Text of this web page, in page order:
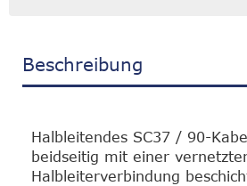
Beschreibung
Halbleitendes SC37 / 90-
beidseitig mit einer
Halbleiterverbindung